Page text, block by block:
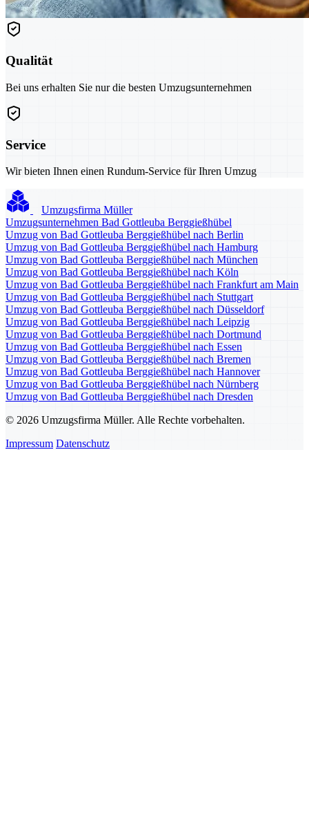
Qualität
Bei uns erhalten Sie nur die besten Umzugsunternehmen
Service
Wir bieten Ihnen einen Rundum-Service für Ihren Umzug
Umzugsfirma Müller
Umzugsunternehmen Bad Gottleuba Berggießhübel
Umzug von Bad Gottleuba Berggießhübel nach Berlin
Umzug von Bad Gottleuba Berggießhübel nach Hamburg
Umzug von Bad Gottleuba Berggießhübel nach München
Umzug von Bad Gottleuba Berggießhübel nach Köln
Umzug von Bad Gottleuba Berggießhübel nach Frankfurt am Main
Umzug von Bad Gottleuba Berggießhübel nach Stuttgart
Umzug von Bad Gottleuba Berggießhübel nach Düsseldorf
Umzug von Bad Gottleuba Berggießhübel nach Leipzig
Umzug von Bad Gottleuba Berggießhübel nach Dortmund
Umzug von Bad Gottleuba Berggießhübel nach Essen
Umzug von Bad Gottleuba Berggießhübel nach Bremen
Umzug von Bad Gottleuba Berggießhübel nach Hannover
Umzug von Bad Gottleuba Berggießhübel nach Nürnberg
Umzug von Bad Gottleuba Berggießhübel nach Dresden
© 2026 Umzugsfirma Müller. Alle Rechte vorbehalten.
Impressum Datenschutz